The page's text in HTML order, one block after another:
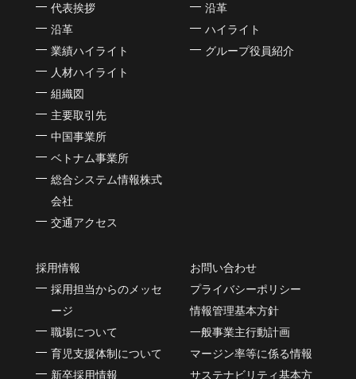
代表挨拶
沿革
業績ハイライト
人材ハイライト
組織図
主要取引先
中国事業所
ベトナム事業所
総合システム情報株式
会社
交通アクセス
沿革
ハイライト
グループ役員紹介
採用情報
採用担当からのメッセ
ージ
職場について
育児支援体制について
新卒採用情報
お問い合わせ
プライバシーポリシー
情報管理基本方針
一般事業主行動計画
マージン率等に係る情報
サステナビリティ基本方